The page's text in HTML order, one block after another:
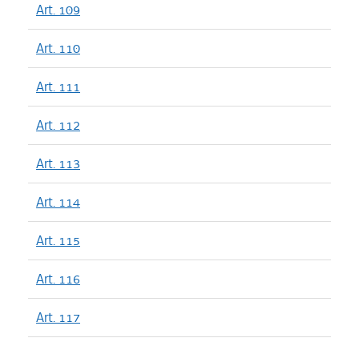
Art. 109
Art. 110
Art. 111
Art. 112
Art. 113
Art. 114
Art. 115
Art. 116
Art. 117